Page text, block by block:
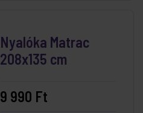
Nyalóka Matrac
208x135 cm
9 990 Ft